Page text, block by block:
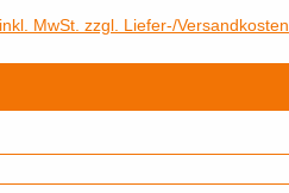
MwSt. zzgl. Liefer-/Versandkosten